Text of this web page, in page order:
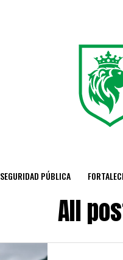
SEGURIDAD PÚBLICA
All